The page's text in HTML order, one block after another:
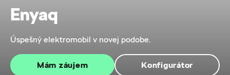
Enyaq
Úspešný elektromobil v novej podobe.
Mám záujem Konfigurátor